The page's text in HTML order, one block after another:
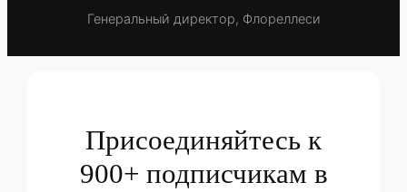
Генеральный директор, Флореллеси
Присоединяйтесь к
900+ подписчикам в